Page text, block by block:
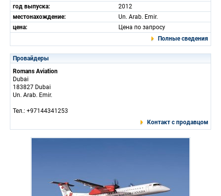
год выпуска:
2012
местонахождение:
Un. Arab. Emir.
цена:
Цена по запросу
Полные сведения
Провайдеры
Romans Aviation
Dubai
183827 Dubai
Un. Arab. Emir.
Тел.: +97144341253
Контакт с продавцом